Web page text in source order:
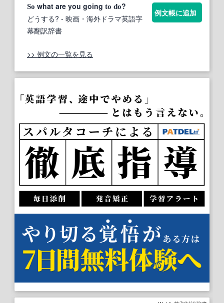
So what are you going to do?
どうする? - 映画・海外ドラマ英語字
幕翻訳辞書
例文帳に追加
>> 例文の一覧を見る